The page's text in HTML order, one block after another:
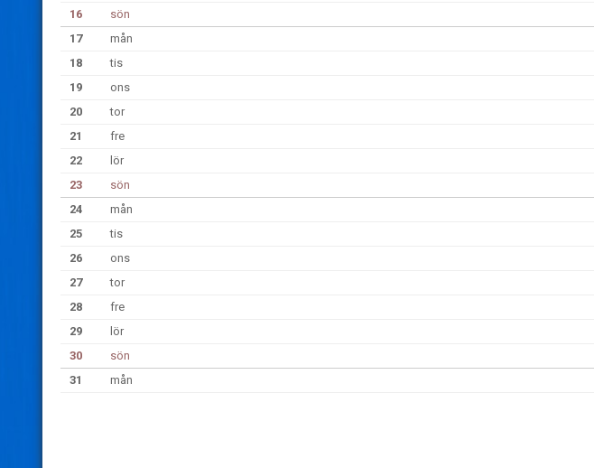
16
sön
17
mån
18
tis
19
ons
20
tor
21
fre
22
lör
23
sön
24
mån
25
tis
26
ons
27
tor
28
fre
29
lör
30
sön
31 mån